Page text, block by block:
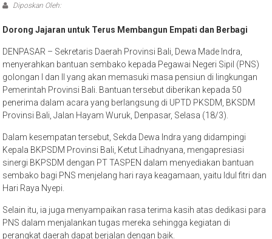
Diposkan Oleh:
Dorong Jajaran untuk Terus Membangun Empati dan Berbagi
DENPASAR – Sekretaris Daerah Provinsi Bali, Dewa Made Indra,
menyerahkan bantuan sembako kepada Pegawai Negeri Sipil (PNS)
golongan I dan II yang akan memasuki masa pensiun di lingkungan
Pemerintah Provinsi Bali. Bantuan tersebut diberikan kepada 50
penerima dalam acara yang berlangsung di UPTD PKSDM, BKSDM
Provinsi Bali, Jalan Hayam Wuruk, Denpasar, Selasa (18/3).
Dalam kesempatan tersebut, Sekda Dewa Indra yang didampingi
Kepala BKPSDM Provinsi Bali, Ketut Lihadnyana, mengapresiasi
sinergi BKPSDM dengan PT TASPEN dalam menyediakan bantuan
sembako bagi PNS menjelang hari raya keagamaan, yaitu Idul fitri dan
Hari Raya Nyepi.
Selain itu, ia juga menyampaikan rasa terima kasih atas dedikasi para
PNS dalam menjalankan tugas mereka sehingga kegiatan di
perangkat daerah dapat berjalan dengan baik.